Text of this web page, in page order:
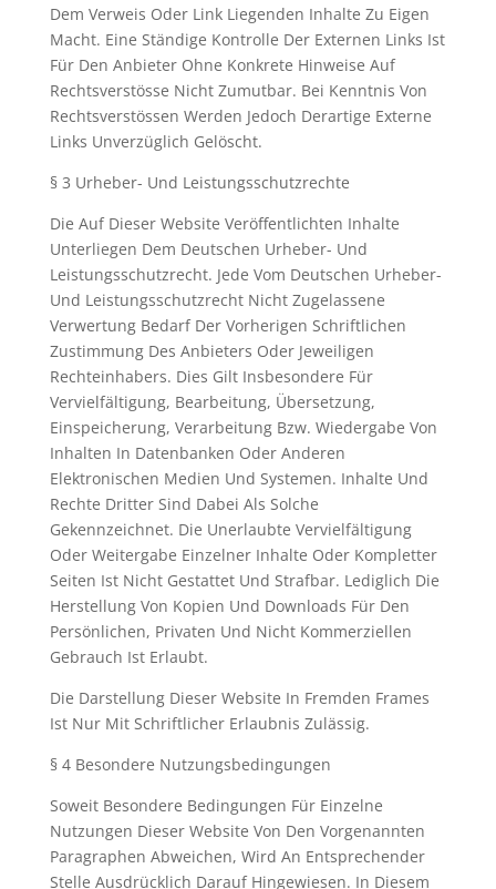
Dem Verweis Oder Link Liegenden Inhalte Zu Eigen
Macht. Eine Ständige Kontrolle Der Externen Links Ist
Für Den Anbieter Ohne Konkrete Hinweise Auf
Rechtsverstösse Nicht Zumutbar. Bei Kenntnis Von
Rechtsverstössen Werden Jedoch Derartige Externe
Links Unverzüglich Gelöscht.
§ 3 Urheber- Und Leistungsschutzrechte
Die Auf Dieser Website Veröffentlichten Inhalte
Unterliegen Dem Deutschen Urheber- Und
Leistungsschutzrecht. Jede Vom Deutschen Urheber-
Und Leistungsschutzrecht Nicht Zugelassene
Verwertung Bedarf Der Vorherigen Schriftlichen
Zustimmung Des Anbieters Oder Jeweiligen
Rechteinhabers. Dies Gilt Insbesondere Für
Vervielfältigung, Bearbeitung, Übersetzung,
Einspeicherung, Verarbeitung Bzw. Wiedergabe Von
Inhalten In Datenbanken Oder Anderen
Elektronischen Medien Und Systemen. Inhalte Und
Rechte Dritter Sind Dabei Als Solche
Gekennzeichnet. Die Unerlaubte Vervielfältigung
Oder Weitergabe Einzelner Inhalte Oder Kompletter
Seiten Ist Nicht Gestattet Und Strafbar. Lediglich Die
Herstellung Von Kopien Und Downloads Für Den
Persönlichen, Privaten Und Nicht Kommerziellen
Gebrauch Ist Erlaubt.
Die Darstellung Dieser Website In Fremden Frames
Ist Nur Mit Schriftlicher Erlaubnis Zulässig.
§ 4 Besondere Nutzungsbedingungen
Soweit Besondere Bedingungen Für Einzelne
Nutzungen Dieser Website Von Den Vorgenannten
Paragraphen Abweichen, Wird An Entsprechender
Stelle Ausdrücklich Darauf Hingewiesen. In Diesem